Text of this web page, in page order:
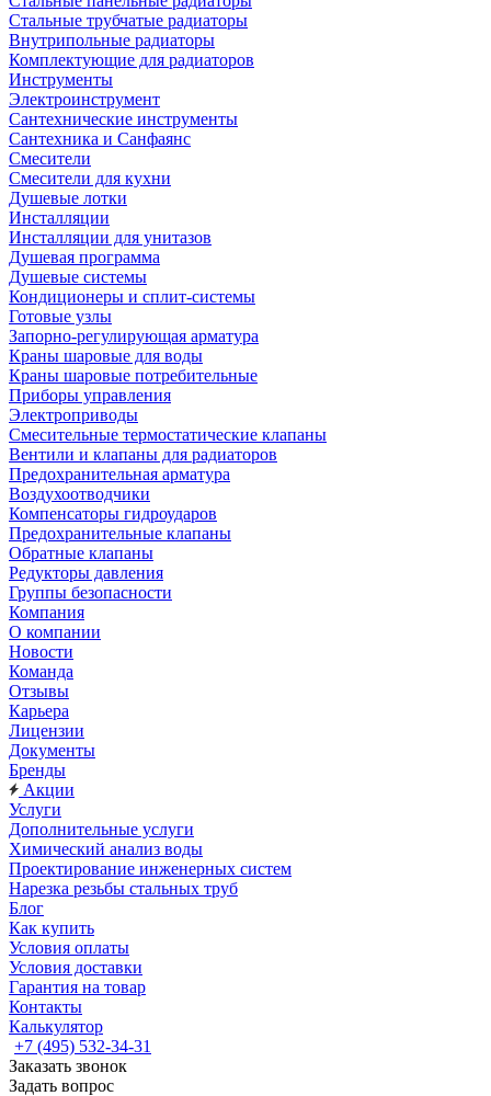
Стальные трубчатые радиаторы
Внутрипольные радиаторы
Комплектующие для радиаторов
Инструменты
Электроинструмент
Сантехнические инструменты
Сантехника и Санфаянс
Смесители
Смесители для кухни
Душевые лотки
Инсталляции
Инсталляции для унитазов
Душевая программа
Душевые системы
Кондиционеры и сплит-системы
Готовые узлы
Запорно-регулирующая арматура
Краны шаровые для воды
Краны шаровые потребительные
Приборы управления
Электроприводы
Смесительные термостатические клапаны
Вентили и клапаны для радиаторов
Предохранительная арматура
Воздухоотводчики
Компенсаторы гидроударов
Предохранительные клапаны
Обратные клапаны
Редукторы давления
Группы безопасности
Компания
О компании
Новости
Команда
Отзывы
Карьера
Лицензии
Документы
Бренды
Акции
Услуги
Дополнительные услуги
Химический анализ воды
Проектирование инженерных систем
Нарезка резьбы стальных труб
Блог
Как купить
Условия оплаты
Условия доставки
Гарантия на товар
Контакты
Калькулятор
+7 (495) 532‑34‑31
Заказать звонок
Задать вопрос